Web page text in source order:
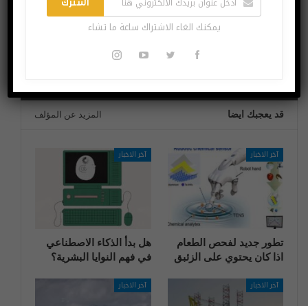
وتتعهد بالشفافية
شركة “نيو لاند”،
الخدمات التقنية
الكبيرة و الحكومات
قد يعجبك ايضا المزيد عن المؤلف
آخر الاخبار
تطور جديد لفحص الطعام
اذا كان يحتوي على الزئبق
آخر الاخبار
هل بدأ الذكاء الاصطناعي
في فهم النوايا البشرية؟
آخر الاخبار آخر الاخبار
اشترك
يمكنك الغاء الاشتراك ساعة ما تشاء